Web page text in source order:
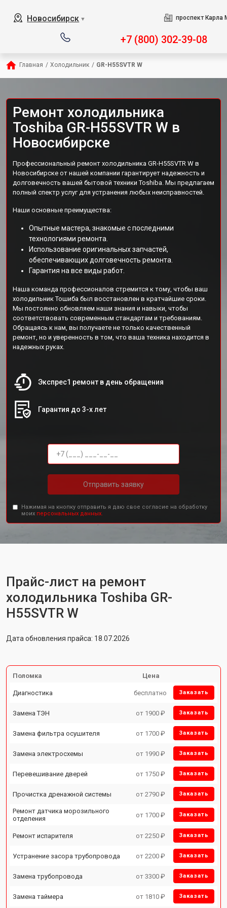
Новосибирск ▼ проспект Карла
+7 (800) 302-39-08
Главная / Холодильник / GR-H55SVTR W
Ремонт холодильника
Toshiba GR-H55SVTR W в
Новосибирске
Профессиональный ремонт холодильника GR-H55SVTR W в
Новосибирске от нашей компании гарантирует надежность и
долговечность вашей бытовой техники Toshiba. Мы предлагаем
полный спектр услуг для устранения любых неисправностей.
Наши основные преимущества:
Опытные мастера, знакомые с последними
технологиями ремонта.
Использование оригинальных запчастей,
обеспечивающих долговечность ремонта.
Гарантия на все виды работ.
Наша команда профессионалов стремится к тому, чтобы ваш
холодильник Тошиба был восстановлен в кратчайшие сроки.
Мы постоянно обновляем наши знания и навыки, чтобы
соответствовать современным стандартам и требованиям.
Обращаясь к нам, вы получаете не только качественный
ремонт, но и уверенность в том, что ваша техника находится в
надежных руках.
Экспрес1 ремонт в день обращения
Гарантия до 3-х лет
Отправить заявку
Нажимая на кнопку отправить я даю свое согласие на обработку
моих персональных данных.
Прайс-лист на ремонт
холодильника Toshiba GR-
H55SVTR W
Дата обновления прайса: 18.07.2026
Поломка Цена
Диагностика бесплатно Заказать
Замена ТЭН от 1900 ₽ Заказать
Замена фильтра осушителя от 1700 ₽ Заказать
Замена электросхемы от 1990 ₽ Заказать
Перевешивание дверей от 1750 ₽ Заказать
Прочистка дренажной системы от 2790 ₽ Заказать
Ремонт датчика морозильного
отделения
от 1700 ₽ Заказать
Ремонт испарителя от 2250 ₽ Заказать
Устранение засора трубопровода от 2200 ₽ Заказать
Замена трубопровода от 3300 ₽ Заказать
Замена таймера от 1810 ₽ Заказать